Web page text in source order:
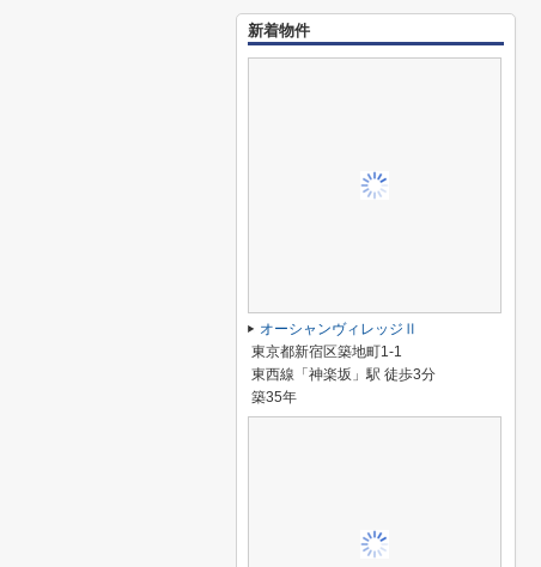
新着物件
オーシャンヴィレッジⅡ
東京都新宿区築地町1-1
東西線「神楽坂」駅 徒歩3分
築35年